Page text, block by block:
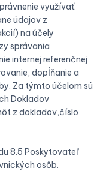
využívať
údajov z
na účely
správania
internej referenčnej
dopĺňanie a
Za týmto účelom sú
Dokladov
z dokladov,číslo
8.5 Poskytovateľ
osôb.